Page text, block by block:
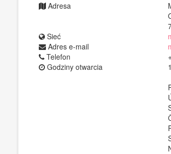
Adresa
Sieć
Adres e-mail
Telefon
Godziny otwarcia